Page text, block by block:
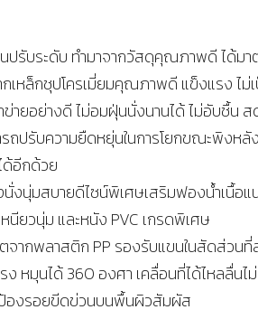
นปรับระดับ ทำมาจากวัสดุคุณภาพดี ได้มา
กเหล็กชุปโครเมี่ยมคุณภาพดี แข็งแรง ไม่
ายอย่างดี ไม่อมฝุ่นนั่งนานได้ ไม่อับชื้น
ถปรับความยืดหยุ่นในการโยกขณะพิงหลั
ด้อีกด้วย
งนั่งนุ่มสบายดีไซน์พิเศษเสริมฟองน้ำเนื้อ
นียวนุ่ม และหนัง PVC เกรดพิเศษ
จากพลาสติก PP รองรับแขนในสัดส่วน
ง หมุนได้ 360 องศา เคลื่อนที่ได้ไหลลื่นไ
องรอยขีดข่วนบนพื้นผิวสัมผัส